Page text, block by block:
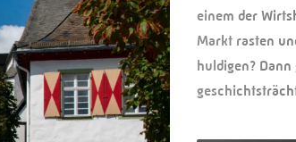
einem der
Markt rasten
huldigen?